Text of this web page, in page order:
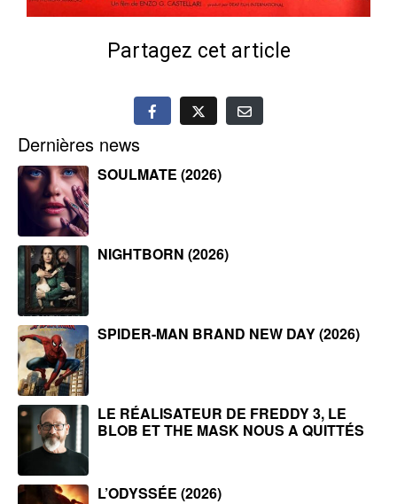
Partagez cet article
Dernières news
SOULMATE (2026)
NIGHTBORN (2026)
SPIDER-MAN BRAND NEW DAY (2026)
LE RÉALISATEUR DE FREDDY 3, LE
BLOB ET THE MASK NOUS A QUITTÉS
L’ODYSSÉE (2026)